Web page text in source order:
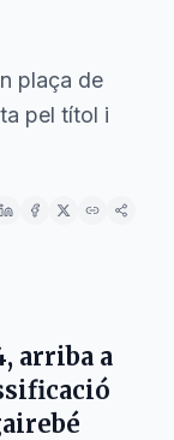
plaça de
pel títol i
arriba a